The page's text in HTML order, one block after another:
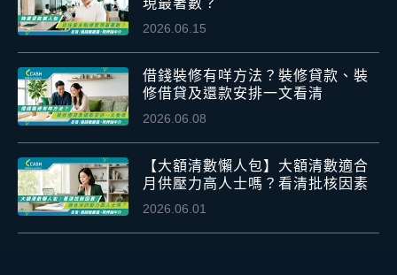
現最著數？
2026.06.15
借錢裝修有咩方法？裝修貸款、裝
修借貸及還款安排一文看清
2026.06.08
【大額清數懶人包】大額清數適合
月供壓力高人士嗎？看清批核因素
2026.06.01